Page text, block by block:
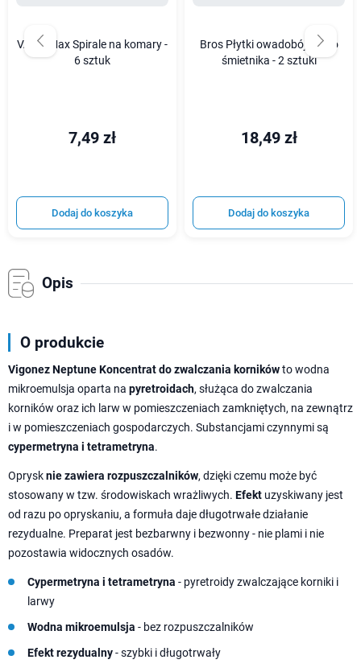
VACO Max Spirale na komary -
6 sztuk
7,49 zł
Dodaj do koszyka
Bros Płytki owadobójcze do
śmietnika - 2 sztuki
18,49 zł
Dodaj do koszyka
Opis
O produkcie
Vigonez Neptune Koncentrat do zwalczania kornikówto wodna
mikroemulsja oparta na pyretroidach, służąca do zwalczania
korników oraz ich larw w pomieszczeniach zamkniętych, na zewnątrz
i w pomieszczeniach gospodarczych. Substancjami czynnymi są
cypermetryna i tetrametryna.
Oprysknie zawiera rozpuszczalników, dzięki czemu może być
stosowany w tzw. środowiskach wrażliwych. Efekt uzyskiwany jest
od razu po opryskaniu, a formuła daje długotrwałe działanie
rezydualne. Preparat jest bezbarwny i bezwonny - nie plami i nie
pozostawia widocznych osadów.
Cypermetryna i tetrametryna - pyretroidy zwalczające korniki i
larwy
Wodna mikroemulsja - bez rozpuszczalników
Efekt rezydualny- szybki i długotrwały